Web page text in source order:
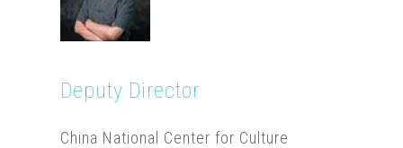
Deputy Director
China National Center for Culture